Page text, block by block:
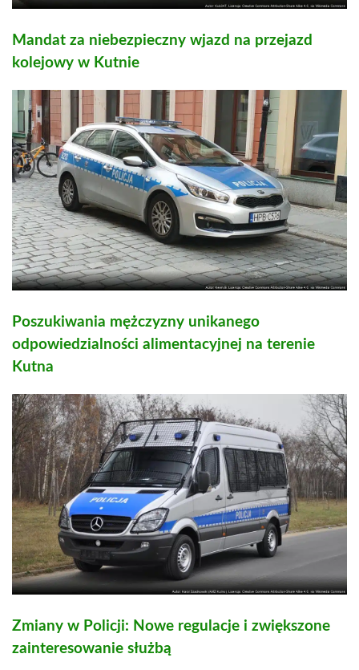
Mandat za niebezpieczny wjazd na przejazd
kolejowy w Kutnie
Poszukiwania mężczyzny unikanego
odpowiedzialności alimentacyjnej na terenie
Kutna
Zmiany w Policji: Nowe regulacje i zwiększone
zainteresowanie służbą